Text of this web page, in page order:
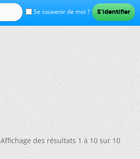
Se souvenir de moi ?
Affichage des résultats 1 à 10 sur 10